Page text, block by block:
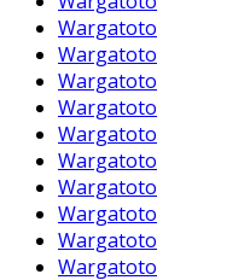
Wargatoto
Wargatoto
Wargatoto
Wargatoto
Wargatoto
Wargatoto
Wargatoto
Wargatoto
Wargatoto
Wargatoto